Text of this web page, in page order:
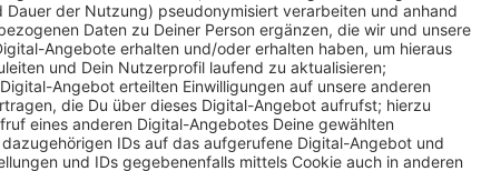
"Flüster-Asphalt" gibt es in unserer Stadt seit rund 20 Jahren
Straßenlärm dort zu verringern. Die Brehmstraße muss
zwei Wochenenden gesperrt werden: Ende Oktober wird die
saniert, Mitte November wird dann der lärmoptimierte
dann an beiden Wochenenden umgeleitet. Die Bauarbeiten